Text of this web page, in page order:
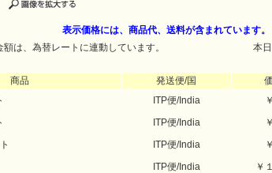
表示価格には、商品代、送料が含まれています。
額は、為替レートに連動しています。
本
商品 発送便/国
ITP便/India ￥
ITP便/India ￥
ITP便/India ￥
ITP便/India ￥